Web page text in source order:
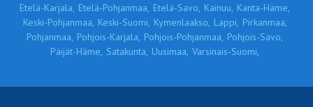
Etelä-Karjala, Etelä-Pohjanmaa, Etelä-Savo, Kainuu, Kanta-Häme,
Keski-Pohjanmaa, Keski-Suomi, Kymenlaakso, Lappi, Pirkanmaa,
Pohjanmaa, Pohjois-Karjala, Pohjois-Pohjanmaa, Pohjois-Savo,
Päijät-Häme, Satakunta, Uusimaa, Varsinais-Suomi,